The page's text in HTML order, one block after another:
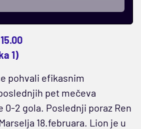
1)
pohvali efikasnim
pet mečeva
0-2 gola. Poslednji poraz Ren
18.februara. Lion je u